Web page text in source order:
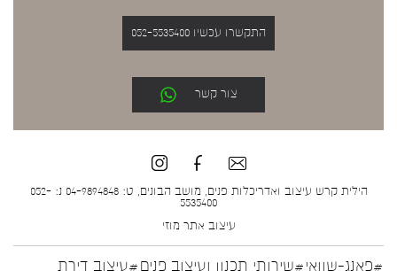
התקשרו עכשיו 052-5535400
צור קשר
הילית קרש עיצוב ואדריכלות פנים, מושב הבונים, ט: 04-9894848 נ: 052-
5535400
עיצוב אתר מוזי
#פאנג-שוואי#שירותי תכנון ועיצוב פנים#עיצוב דירת